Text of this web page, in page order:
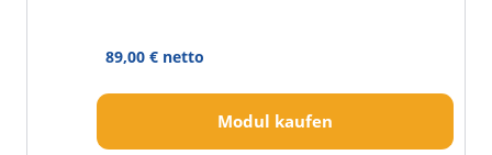
89,00 € netto
Modul kaufen